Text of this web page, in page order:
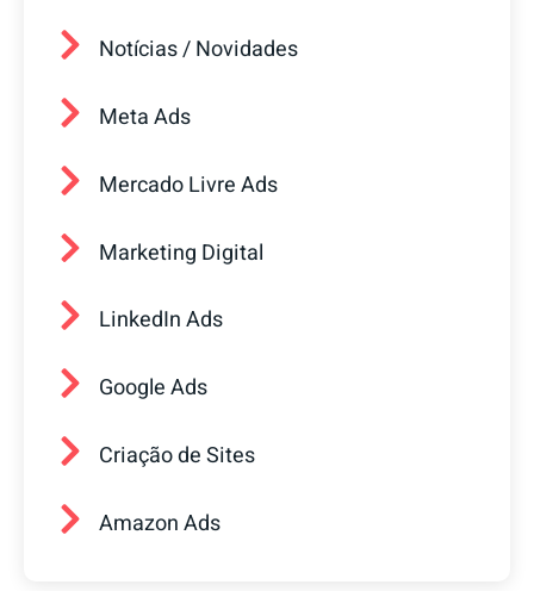
Notícias / Novidades
Meta Ads
Mercado Livre Ads
Marketing Digital
LinkedIn Ads
Google Ads
Criação de Sites
Amazon Ads